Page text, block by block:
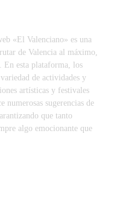
«El Valenciano» es una
de Valencia al máximo,
En esta plataforma, los
de actividades y
artísticas y festivales
numerosas sugerencias de
que tanto
algo emocionante que